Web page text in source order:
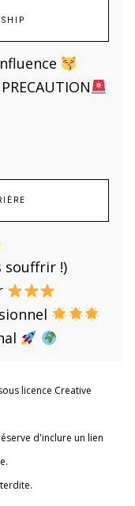
souffrir !)
licence Creative
d'inclure un lien